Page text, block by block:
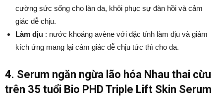
cường sức sống cho làn da, khôi phục sự đàn hồi và cảm
giác dễ chịu.
Làm dịu : nước khoáng avène với đặc tính làm dịu và giảm
kích ứng mang lại cảm giác dễ chịu tức thì cho da.
4. Serum ngăn ngừa lão hóa Nhau thai cừu
trên 35 tuổi Bio PHD Triple Lift Skin Serum